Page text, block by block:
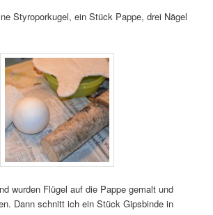
Styroporkugel, ein Stück Pappe, drei Nägel
wurden Flügel auf die Pappe gemalt und
Dann schnitt ich ein Stück Gipsbinde in